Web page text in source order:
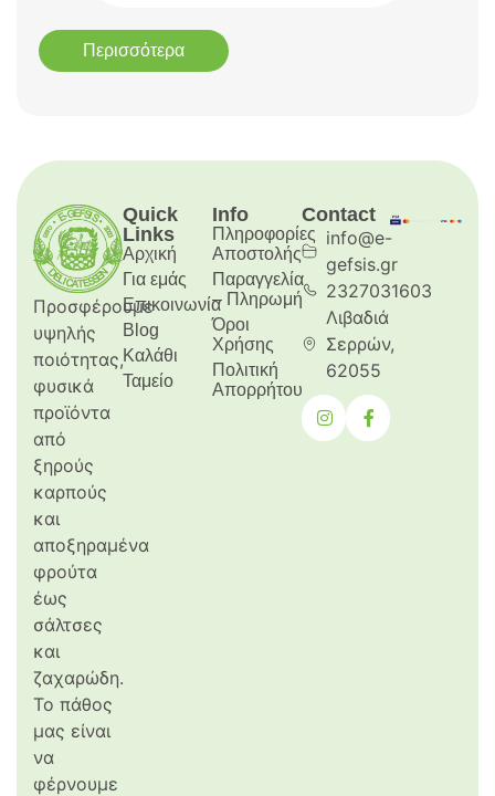
Περισσότερα
Προσφέρουμε
υψηλής
ποιότητας,
φυσικά
προϊόντα
από
ξηρούς
καρπούς
και
αποξηραμένα
φρούτα
έως
σάλτσες
και
ζαχαρώδη.
Το πάθος
μας είναι
να
φέρνουμε
Quick
Links
Αρχική
Για εμάς
Επικοινωνία
Blog
Καλάθι
Ταμείο
Info
Πληροφορίες
Aποστολής
Παραγγελία
– Πληρωμή
Όροι
Χρήσης
Πολιτική
Απορρήτου
Contact
info@e-
gefsis.gr
2327031603
Λιβαδιά
Σερρών,
62055